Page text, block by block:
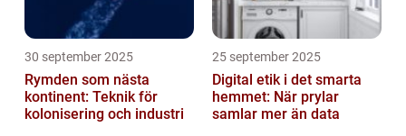
30 september 2025
Rymden som nästa
kontinent: Teknik för
kolonisering och industri
25 september 2025
Digital etik i det smarta
hemmet: När prylar
samlar mer än data